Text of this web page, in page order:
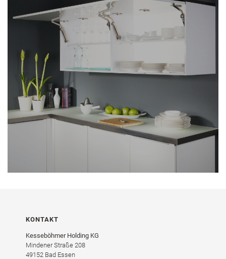
KONTAKT
Kesseböhmer Holding KG
Mindener Straße 208
49152 Bad Essen